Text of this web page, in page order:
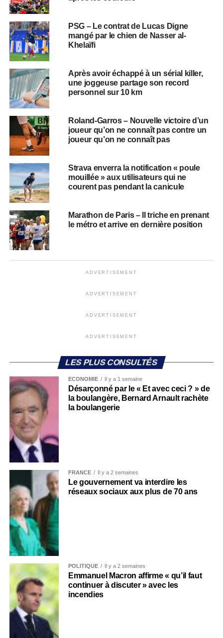
PSG – Le contrat de Lucas Digne
mangé par le chien de Nasser al-
Khelaïfi
Après avoir échappé à un sérial killer,
une joggeuse partage son record
personnel sur 10 km
Roland-Garros – Nouvelle victoire d’un
joueur qu’on ne connaît pas contre un
joueur qu’on ne connaît pas
Strava enverra la notification « poule
mouillée » aux utilisateurs qui ne
courent pas pendant la canicule
Marathon de Paris – Il triche en prenant
le métro et arrive en dernière position
ADVERTISEMENT
ADVERTISEMENT
ADVERTISEMENT
ADVERTISEMENT
LES PLUS CONSULTÉS
ECONOMIE Il y a 1 semaine
Désarçonné par le « Et avec ceci ? » de
la boulangère, Bernard Arnault rachète
la boulangerie
FRANCE Il y a 2 semaines
Le gouvernement va interdire les
réseaux sociaux aux plus de 70 ans
POLITIQUE Il y a 2 semaines
Emmanuel Macron affirme « qu’il faut
continuer à discuter » avec les
incendies